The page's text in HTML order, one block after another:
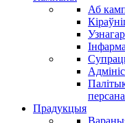
Аб
Прадукцыя